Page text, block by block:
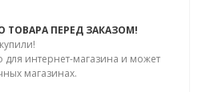
ТОВАРА ПЕРЕД ЗАКАЗОМ!
для интернет-магазина и может
магазинах.